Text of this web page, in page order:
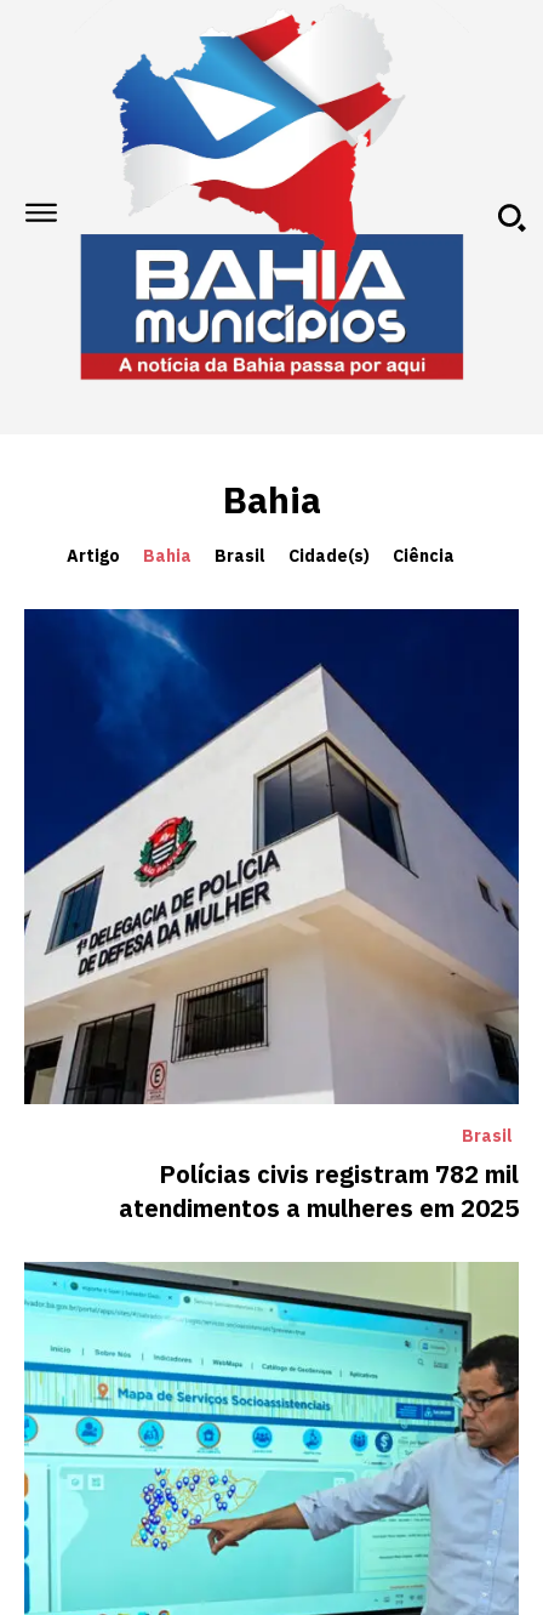
Bahia
Artigo Bahia Brasil Cidade(s) Ciência
Brasil
Polícias civis registram 782 mil
atendimentos a mulheres em 2025